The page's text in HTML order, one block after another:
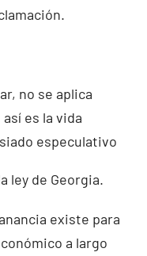
no se aplica
es la vida
especulativo
ley de Georgia.
existe para
a largo